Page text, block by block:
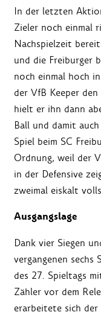
In der letzten
Zieler noch einmal
Nachspielzeit
und die Freiburger
noch einmal hoch
der VfB Keeper
hielt er ihn dann
Ball und damit
Spiel beim SC
Ordnung, weil der
in der Defensive
zweimal eiskalt
Ausgangslage
Dank vier Siegen
vergangenen sechs
des 27. Spieltags
Zähler vor dem
erarbeitete sich